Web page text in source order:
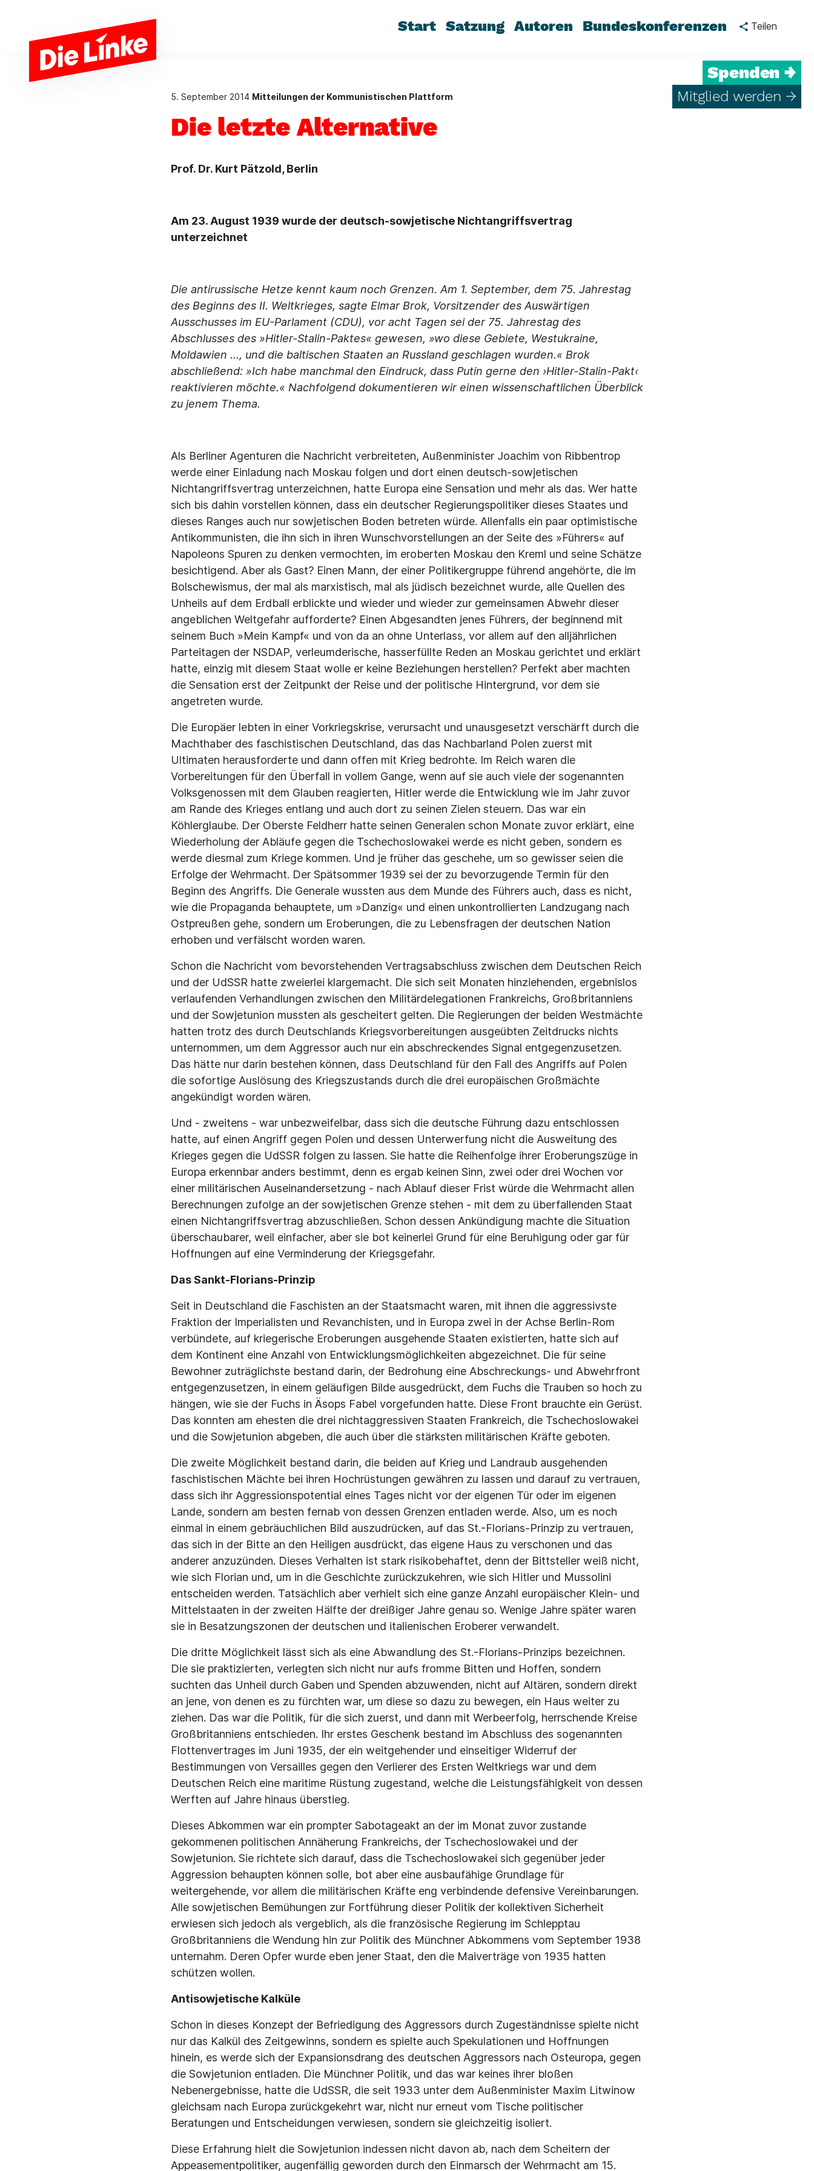
Start Satzung Autoren Bundeskonferenzen Teilen
Spenden →
Mitglied werden →
5. September 2014 Mitteilungen der Kommunistischen Plattform
Die letzte Alternative
Prof. Dr. Kurt Pätzold, Berlin
Am 23. August 1939 wurde der deutsch-sowjetische Nichtangriffsvertrag
unterzeichnet
Die antirussische Hetze kennt kaum noch Grenzen. Am 1. September, dem 75. Jahrestag
des Beginns des II. Weltkrieges, sagte Elmar Brok, Vorsitzender des Auswärtigen
Ausschusses im EU-Parlament (CDU), vor acht Tagen sei der 75. Jahrestag des
Abschlusses des »Hitler-Stalin-Paktes« gewesen, »wo diese Gebiete, Westukraine,
Moldawien ..., und die baltischen Staaten an Russland geschlagen wurden.« Brok
abschließend: »Ich habe manchmal den Eindruck, dass Putin gerne den ›Hitler-Stalin-Pakt‹
reaktivieren möchte.« Nachfolgend dokumentieren wir einen wissenschaftlichen Überblick
zu jenem Thema.
Als Berliner Agenturen die Nachricht verbreiteten, Außenminister Joachim von Ribbentrop
werde einer Einladung nach Moskau folgen und dort einen deutsch-sowjetischen
Nichtangriffsvertrag unterzeichnen, hatte Europa eine Sensation und mehr als das. Wer hatte
sich bis dahin vorstellen können, dass ein deutscher Regierungspolitiker dieses Staates und
dieses Ranges auch nur sowjetischen Boden betreten würde. Allenfalls ein paar optimistische
Antikommunisten, die ihn sich in ihren Wunschvorstellungen an der Seite des »Führers« auf
Napoleons Spuren zu denken vermochten, im eroberten Moskau den Kreml und seine Schätze
besichtigend. Aber als Gast? Einen Mann, der einer Politikergruppe führend angehörte, die im
Bolschewismus, der mal als marxistisch, mal als jüdisch bezeichnet wurde, alle Quellen des
Unheils auf dem Erdball erblickte und wieder und wieder zur gemeinsamen Abwehr dieser
angeblichen Weltgefahr aufforderte? Einen Abgesandten jenes Führers, der beginnend mit
seinem Buch »Mein Kampf« und von da an ohne Unterlass, vor allem auf den alljährlichen
Parteitagen der NSDAP, verleumderische, hasserfüllte Reden an Moskau gerichtet und erklärt
hatte, einzig mit diesem Staat wolle er keine Beziehungen herstellen? Perfekt aber machten
die Sensation erst der Zeitpunkt der Reise und der politische Hintergrund, vor dem sie
angetreten wurde.
Die Europäer lebten in einer Vorkriegskrise, verursacht und unausgesetzt verschärft durch die
Machthaber des faschistischen Deutschland, das das Nachbarland Polen zuerst mit
Ultimaten herausforderte und dann offen mit Krieg bedrohte. Im Reich waren die
Vorbereitungen für den Überfall in vollem Gange, wenn auf sie auch viele der sogenannten
Volksgenossen mit dem Glauben reagierten, Hitler werde die Entwicklung wie im Jahr zuvor
am Rande des Krieges entlang und auch dort zu seinen Zielen steuern. Das war ein
Köhlerglaube. Der Oberste Feldherr hatte seinen Generalen schon Monate zuvor erklärt, eine
Wiederholung der Abläufe gegen die Tschechoslowakei werde es nicht geben, sondern es
werde diesmal zum Kriege kommen. Und je früher das geschehe, um so gewisser seien die
Erfolge der Wehrmacht. Der Spätsommer 1939 sei der zu bevorzugende Termin für den
Beginn des Angriffs. Die Generale wussten aus dem Munde des Führers auch, dass es nicht,
wie die Propaganda behauptete, um »Danzig« und einen unkontrollierten Landzugang nach
Ostpreußen gehe, sondern um Eroberungen, die zu Lebensfragen der deutschen Nation
erhoben und verfälscht worden waren.
Schon die Nachricht vom bevorstehenden Vertragsabschluss zwischen dem Deutschen Reich
und der UdSSR hatte zweierlei klargemacht. Die sich seit Monaten hinziehenden, ergebnislos
verlaufenden Verhandlungen zwischen den Militärdelegationen Frankreichs, Großbritanniens
und der Sowjetunion mussten als gescheitert gelten. Die Regierungen der beiden Westmächte
hatten trotz des durch Deutschlands Kriegsvorbereitungen ausgeübten Zeitdrucks nichts
unternommen, um dem Aggressor auch nur ein abschreckendes Signal entgegenzusetzen.
Das hätte nur darin bestehen können, dass Deutschland für den Fall des Angriffs auf Polen
die sofortige Auslösung des Kriegszustands durch die drei europäischen Großmächte
angekündigt worden wären.
Und - zweitens - war unbezweifelbar, dass sich die deutsche Führung dazu entschlossen
hatte, auf einen Angriff gegen Polen und dessen Unterwerfung nicht die Ausweitung des
Krieges gegen die UdSSR folgen zu lassen. Sie hatte die Reihenfolge ihrer Eroberungszüge in
Europa erkennbar anders bestimmt, denn es ergab keinen Sinn, zwei oder drei Wochen vor
einer militärischen Auseinandersetzung - nach Ablauf dieser Frist würde die Wehrmacht allen
Berechnungen zufolge an der sowjetischen Grenze stehen - mit dem zu überfallenden Staat
einen Nichtangriffsvertrag abzuschließen. Schon dessen Ankündigung machte die Situation
überschaubarer, weil einfacher, aber sie bot keinerlei Grund für eine Beruhigung oder gar für
Hoffnungen auf eine Verminderung der Kriegsgefahr.
Das Sankt-Florians-Prinzip
Seit in Deutschland die Faschisten an der Staatsmacht waren, mit ihnen die aggressivste
Fraktion der Imperialisten und Revanchisten, und in Europa zwei in der Achse Berlin-Rom
verbündete, auf kriegerische Eroberungen ausgehende Staaten existierten, hatte sich auf
dem Kontinent eine Anzahl von Entwicklungsmöglichkeiten abgezeichnet. Die für seine
Bewohner zuträglichste bestand darin, der Bedrohung eine Abschreckungs- und Abwehrfront
entgegenzusetzen, in einem geläufigen Bilde ausgedrückt, dem Fuchs die Trauben so hoch zu
hängen, wie sie der Fuchs in Äsops Fabel vorgefunden hatte. Diese Front brauchte ein Gerüst.
Das konnten am ehesten die drei nichtaggressiven Staaten Frankreich, die Tschechoslowakei
und die Sowjetunion abgeben, die auch über die stärksten militärischen Kräfte geboten.
Die zweite Möglichkeit bestand darin, die beiden auf Krieg und Landraub ausgehenden
faschistischen Mächte bei ihren Hochrüstungen gewähren zu lassen und darauf zu vertrauen,
dass sich ihr Aggressionspotential eines Tages nicht vor der eigenen Tür oder im eigenen
Lande, sondern am besten fernab von dessen Grenzen entladen werde. Also, um es noch
einmal in einem gebräuchlichen Bild auszudrücken, auf das St.-Florians-Prinzip zu vertrauen,
das sich in der Bitte an den Heiligen ausdrückt, das eigene Haus zu verschonen und das
anderer anzuzünden. Dieses Verhalten ist stark risikobehaftet, denn der Bittsteller weiß nicht,
wie sich Florian und, um in die Geschichte zurückzukehren, wie sich Hitler und Mussolini
entscheiden werden. Tatsächlich aber verhielt sich eine ganze Anzahl europäischer Klein- und
Mittelstaaten in der zweiten Hälfte der dreißiger Jahre genau so. Wenige Jahre später waren
sie in Besatzungszonen der deutschen und italienischen Eroberer verwandelt.
Die dritte Möglichkeit lässt sich als eine Abwandlung des St.-Florians-Prinzips bezeichnen.
Die sie praktizierten, verlegten sich nicht nur aufs fromme Bitten und Hoffen, sondern
suchten das Unheil durch Gaben und Spenden abzuwenden, nicht auf Altären, sondern direkt
an jene, von denen es zu fürchten war, um diese so dazu zu bewegen, ein Haus weiter zu
ziehen. Das war die Politik, für die sich zuerst, und dann mit Werbeerfolg, herrschende Kreise
Großbritanniens entschieden. Ihr erstes Geschenk bestand im Abschluss des sogenannten
Flottenvertrages im Juni 1935, der ein weitgehender und einseitiger Widerruf der
Bestimmungen von Versailles gegen den Verlierer des Ersten Weltkriegs war und dem
Deutschen Reich eine maritime Rüstung zugestand, welche die Leistungsfähigkeit von dessen
Werften auf Jahre hinaus überstieg.
Dieses Abkommen war ein prompter Sabotageakt an der im Monat zuvor zustande
gekommenen politischen Annäherung Frankreichs, der Tschechoslowakei und der
Sowjetunion. Sie richtete sich darauf, dass die Tschechoslowakei sich gegenüber jeder
Aggression behaupten können solle, bot aber eine ausbaufähige Grundlage für
weitergehende, vor allem die militärischen Kräfte eng verbindende defensive Vereinbarungen.
Alle sowjetischen Bemühungen zur Fortführung dieser Politik der kollektiven Sicherheit
erwiesen sich jedoch als vergeblich, als die französische Regierung im Schlepptau
Großbritanniens die Wendung hin zur Politik des Münchner Abkommens vom September 1938
unternahm. Deren Opfer wurde eben jener Staat, den die Maiverträge von 1935 hatten
schützen wollen.
Antisowjetische Kalküle
Schon in dieses Konzept der Befriedigung des Aggressors durch Zugeständnisse spielte nicht
nur das Kalkül des Zeitgewinns, sondern es spielte auch Spekulationen und Hoffnungen
hinein, es werde sich der Expansionsdrang des deutschen Aggressors nach Osteuropa, gegen
die Sowjetunion entladen. Die Münchner Politik, und das war keines ihrer bloßen
Nebenergebnisse, hatte die UdSSR, die seit 1933 unter dem Außenminister Maxim Litwinow
gleichsam nach Europa zurückgekehrt war, nicht nur erneut vom Tische politischer
Beratungen und Entscheidungen verwiesen, sondern sie gleichzeitig isoliert.
Diese Erfahrung hielt die Sowjetunion indessen nicht davon ab, nach dem Scheitern der
Appeasementpolitiker, augenfällig geworden durch den Einmarsch der Wehrmacht am 15.